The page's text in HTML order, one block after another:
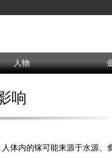
人物
响
体内的镓可能来源于水源、